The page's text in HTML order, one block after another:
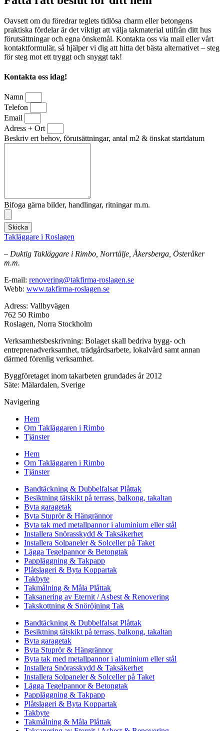
Oavsett om du föredrar teglets tidlösa charm eller betongens
praktiska fördelar är det viktigt att välja takmaterial utifrån ditt hus
förutsättningar och egna önskemål. Kontakta oss via mail eller vårt
kontaktformulär, så hjälper vi dig att hitta det bästa alternativet – steg
för steg mot ett tryggt och snyggt tak!
Kontakta oss idag!
Namn
Telefon
Email
Adress + Ort
Beskriv ert behov, förutsättningar, antal m2 & önskat startdatum
Bifoga gärna bilder, handlingar, ritningar m.m.
Skicka
Takläggare i Roslagen
– Duktig Takläggare i Rimbo, Norrtälje, Åkersberga, Österåker
m.m.
E-mail: renovering@takfirma-roslagen.se
Webb: www.takfirma-roslagen.se
Adress: Vallbyvägen
762 50 Rimbo
Roslagen, Norra Stockholm
Verksamhetsbeskrivning: Bolaget skall bedriva bygg- och
entreprenadverksamhet, trädgårdsarbete, lokalvård samt annan
därmed förenlig verksamhet.
Byggföretaget inom takarbeten grundades år 2012
Säte: Mälardalen, Sverige
Navigering
Hem
Om Takläggaren i Rimbo
Tjänster
Hem
Om Takläggaren i Rimbo
Tjänster
Bandtäckning & Dubbelfalsat Plåttak
Besiktning tätskikt på terrass, balkong, takaltan
Byta garagetak
Byta Stuprör & Hängrännor
Byta tak med metallpannor i aluminium eller stål
Installera Snörasskydd & Taksäkerhet
Installera Solpaneler & Solceller på Taket
Lägga Tegelpannor & Betongtak
Pappläggning & Takpapp
Plåtslageri & Byta Koppartak
Takbyte
Takmålning & Måla Plåttak
Taksanering av Eternit / Asbest & Renovering
Takskottning & Snöröjning Tak
Bandtäckning & Dubbelfalsat Plåttak
Besiktning tätskikt på terrass, balkong, takaltan
Byta garagetak
Byta Stuprör & Hängrännor
Byta tak med metallpannor i aluminium eller stål
Installera Snörasskydd & Taksäkerhet
Installera Solpaneler & Solceller på Taket
Lägga Tegelpannor & Betongtak
Pappläggning & Takpapp
Plåtslageri & Byta Koppartak
Takbyte
Takmålning & Måla Plåttak